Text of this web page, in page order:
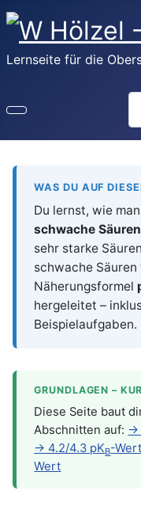
Lernseite für die
WAS DU AUF
Du lernst, wie
schwache
sehr starke
schwache
Näherungsformel
hergeleitet –
Beispielaufgaben.
GRUNDLAGEN –
Diese Seite baut
Abschnitten auf: →
→ 4.2/4.3 pKB-
Wert